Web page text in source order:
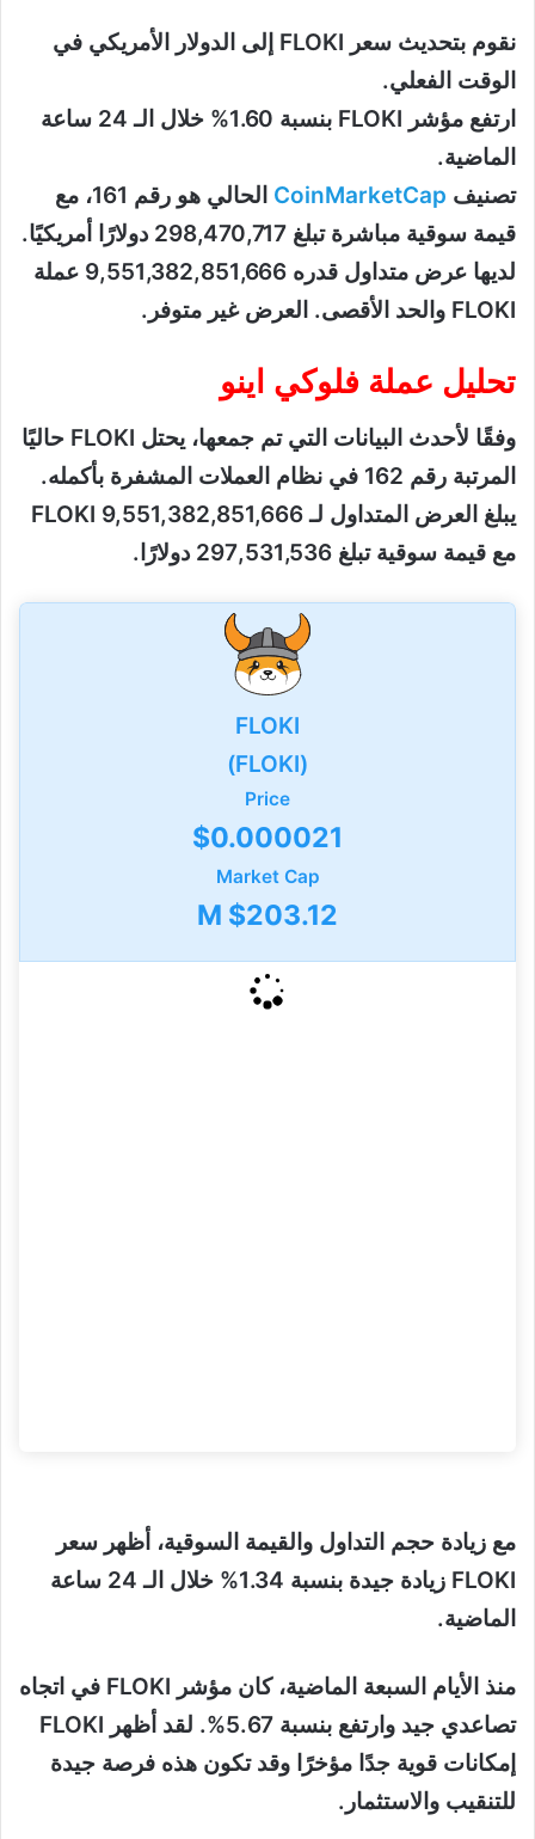
نقوم بتحديث سعر FLOKI إلى الدولار الأمريكي في
الوقت الفعلي.
ارتفع مؤشر FLOKI بنسبة 1.60% خلال الـ 24 ساعة
الماضية.
تصنيف CoinMarketCap
الحالي هو رقم 161، مع
قيمة سوقية مباشرة تبلغ 298,470,717 دولارًا أمريكيًا.
لديها عرض متداول قدره 9,551,382,851,666 عملة
FLOKI والحد الأقصى. العرض غير متوفر.
تحليل عملة فلوكي اينو
وفقًا لأحدث البيانات التي تم جمعها، يحتل FLOKI حاليًا
المرتبة رقم 162 في نظام العملات المشفرة بأكمله.
يبلغ العرض المتداول لـ FLOKI 9,551,382,851,666
مع قيمة سوقية تبلغ 297,531,536 دولارًا.
FLOKI
(FLOKI)
Price
$0.000021
Market Cap
$203.12 M
مع زيادة حجم التداول والقيمة السوقية، أظهر سعر
FLOKI زيادة جيدة بنسبة 1.34% خلال الـ 24 ساعة
الماضية.
منذ الأيام السبعة الماضية، كان مؤشر FLOKI في اتجاه
تصاعدي جيد وارتفع بنسبة 5.67%. لقد أظهر FLOKI
إمكانات قوية جدًا مؤخرًا وقد تكون هذه فرصة جيدة
للتنقيب والاستثمار.